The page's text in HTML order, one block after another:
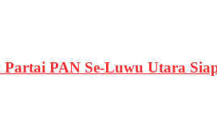
PAN Se-Luwu Utara